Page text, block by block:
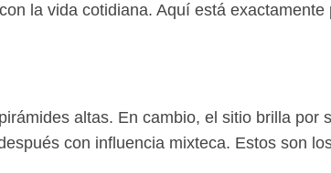
la vida cotidiana. Aquí está exactamente
altas. En cambio, el sitio brilla por
con influencia mixteca. Estos son